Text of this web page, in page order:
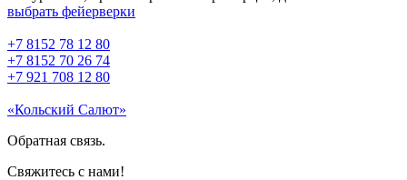
выбрать фейерверки
+7 8152 78 12 80
+7 8152 70 26 74
+7 921 708 12 80
«Кольский Салют»
Обратная связь.
Свяжитесь с нами!